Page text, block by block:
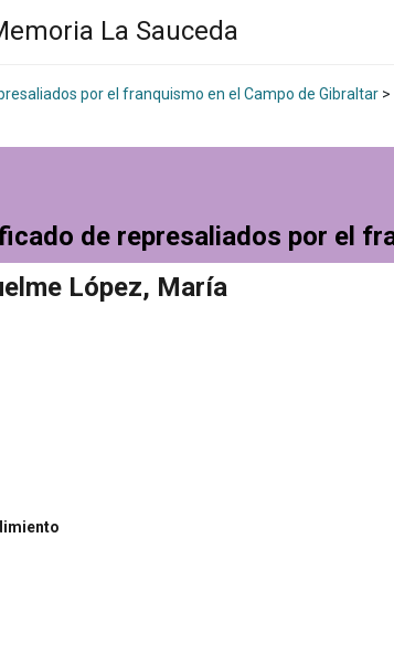
La Sauceda
por el franquismo en el Campo de Gibraltar >
de represaliados por el
López, María